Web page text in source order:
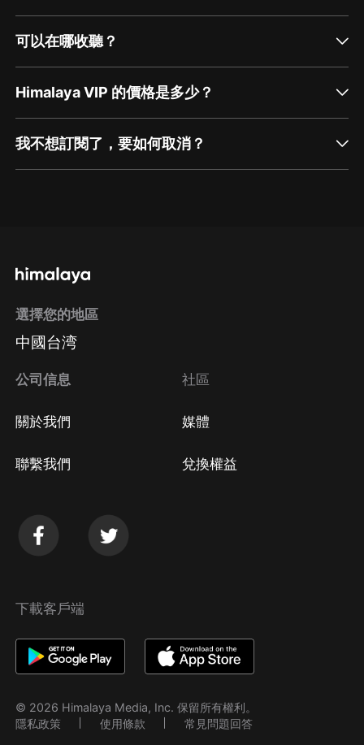
可以在哪收聽？
Himalaya VIP 的價格是多少？
我不想訂閱了，要如何取消？
方法 Google Play取消訂閱方法
選擇您的地區
中國台湾
公司信息
關於我們
聯繫我們
社區
媒體
兌換權益
下載客戶端
© 2026 Himalaya Media, Inc. 保留所有權利。
隱私政策
使用條款 常見問題回答